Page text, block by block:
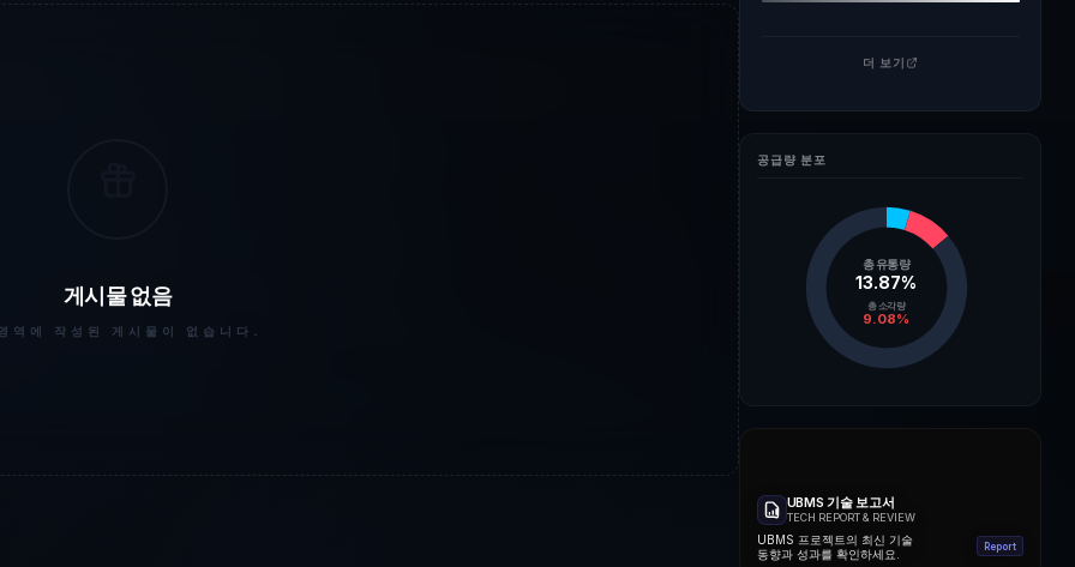
게시물 없음
역에 작성된 게시물이 없습니다.
더 보기
공급량 분포
총 유통량
13.87%
총 소각량
9.08%
UBMS 기술 보고서
TECH REPORT & REVIEW
UBMS 프로젝트의 최신 기술
동향과 성과를 확인하세요.
Report